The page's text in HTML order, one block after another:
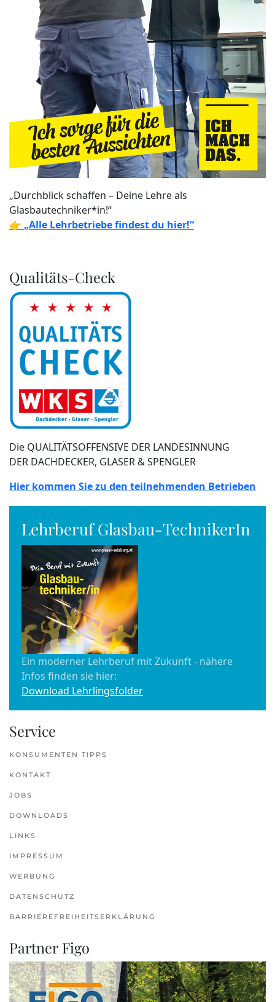
„Durchblick schaffen – Deine Lehre als
Glasbautechniker*in!“
👉 „Alle Lehrbetriebe findest du hier!“
Qualitäts-Check
Die QUALITÄTSOFFENSIVE DER LANDESINNUNG
DER DACHDECKER, GLASER & SPENGLER
Hier kommen Sie zu den teilnehmenden Betrieben
Lehrberuf Glasbau-TechnikerIn
Ein moderner Lehrberuf mit Zukunft - nähere
Infos finden sie hier:
Download Lehrlingsfolder
Service
KONSUMENTEN TIPPS
KONTAKT
JOBS
DOWNLOADS
LINKS
IMPRESSUM
WERBUNG
DATENSCHUTZ
BARRIEREFREIHEITSERKLÄRUNG
Partner Figo